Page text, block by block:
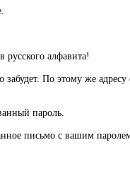
алфавита!
По этому же адресу
пароль.
письмо с вашим